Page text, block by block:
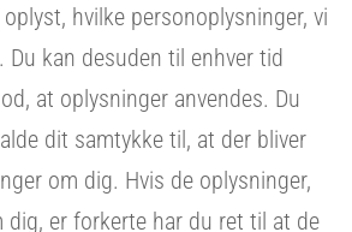
hvilke personoplysninger, vi
Du kan desuden til enhver tid
at oplysninger anvendes. Du
dit samtykke til, at der bliver
om dig. Hvis de oplysninger,
dig, er forkerte har du ret til at de